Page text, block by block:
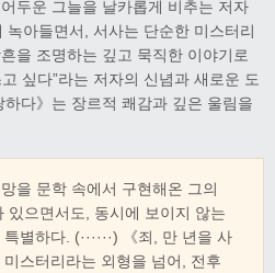
두운 그늘을 날카롭게 비추는 저자
아들면서, 서사는 단순한 미스터리
을 조명하는 깊고 묵직한 이야기로
싶다”라는 저자의 신념과 새로운 도
다》는 장르적 쾌감과 깊은 울림을
망을 문학 속에서 구현해온 그의
있으면서도, 동시에 보이지 않는
별하다. (······) 《죄, 만 년을 사
스터리라는 외형을 넘어, 전후